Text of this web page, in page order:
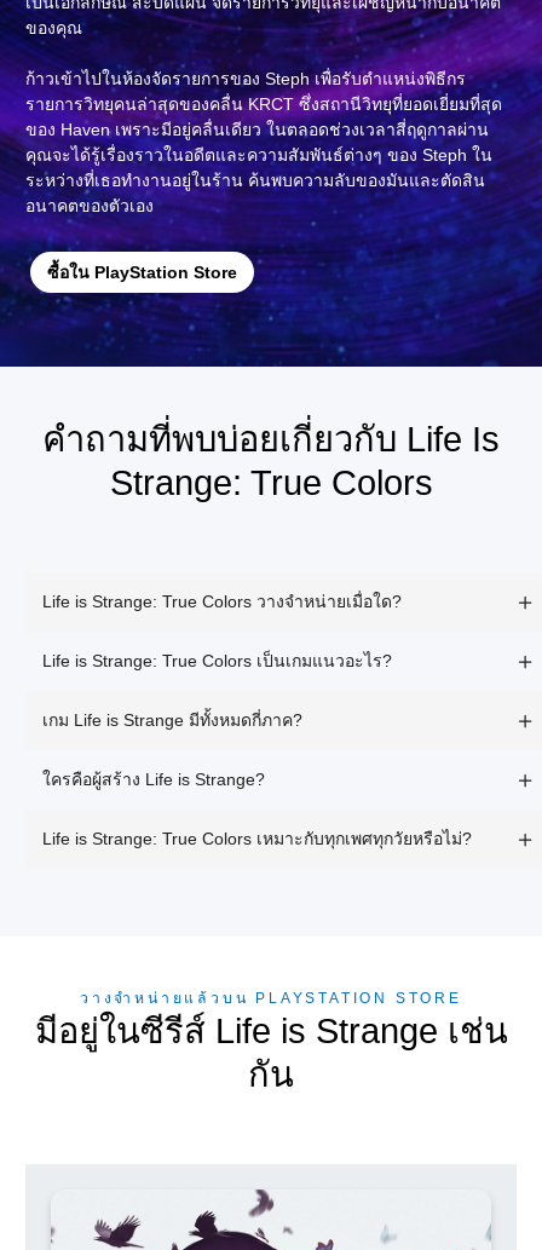
ของคุณ
ก้าวเข้าไปในห้องจัดรายการของ Steph เพื่อรับตำแหน่งพิธีกร
รายการวิทยุคนล่าสุดของคลื่น KRCT ซึ่งสถานีวิทยุที่ยอดเยี่ยมที่สุด
ของ Haven เพราะมีอยู่คลื่นเดียว ในตลอดช่วงเวลาสี่ฤดูกาลผ่าน
คุณจะได้รู้เรื่องราวในอดีตและความสัมพันธ์ต่างๆ ของ Steph ใน
ระหว่างที่เธอทำงานอยู่ในร้าน ค้นพบความลับของมันและตัดสิน
อนาคตของตัวเอง
ซื้อใน PlayStation Store
คำถามที่พบบ่อยเกี่ยวกับ Life Is
Strange: True Colors
Life is Strange: True Colors วางจำหน่ายเมื่อใด?
Life is Strange: True Colors เป็นเกมแนวอะไร?
เกม Life is Strange มีทั้งหมดกี่ภาค?
ใครคือผู้สร้าง Life is Strange?
Life is Strange: True Colors เหมาะกับทุกเพศทุกวัยหรือไม่?
วางจำหน่ายแล้วบน PLAYSTATION STORE
มีอยู่ในซีรีส์ Life is Strange เช่น
กัน